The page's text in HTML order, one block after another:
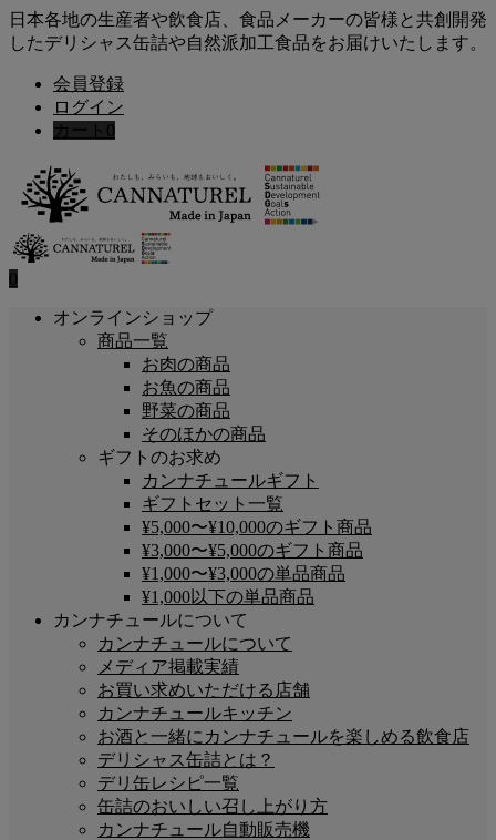
日本各地の生産者や飲食店、食品メーカーの皆様と共創開発
したデリシャス缶詰や自然派加工食品をお届けいたします。
会員登録
ログイン
カート 0
0
オンラインショップ
商品一覧
お肉の商品
お魚の商品
野菜の商品
そのほかの商品
ギフトのお求め
カンナチュールギフト
ギフトセット一覧
¥5,000〜¥10,000のギフト商品
¥3,000〜¥5,000のギフト商品
¥1,000〜¥3,000の単品商品
¥1,000以下の単品商品
カンナチュールについて
カンナチュールについて
メディア掲載実績
お買い求めいただける店舗
カンナチュールキッチン
お酒と一緒にカンナチュールを楽しめる飲食店
デリシャス缶詰とは？
デリ缶レシピ一覧
缶詰のおいしい召し上がり方
カンナチュール自動販売機